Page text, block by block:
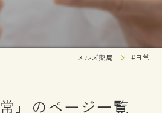
メルズ薬局 #日常
』のページ一覧